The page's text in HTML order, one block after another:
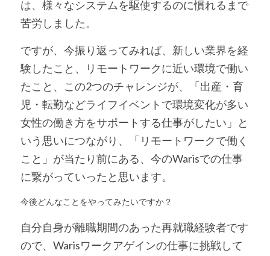
は、様々なシステムを駆使するのに慣れるまで
苦労しました。
ですが、今振り返ってみれば、新しい業界を経
験したこと、リモートワークに近い環境で働い
たこと、この2つのチャレンジが、「出産・育
児・転勤などライフイベントで環境変化が多い
女性の働き方をサポートする仕事がしたい」と
いう思いにつながり、「リモートワークで働く
こと」が当たり前にある、今のWarisでの仕事
に繋がっていったと思います。
今後どんなことをやってみたいですか？
自分自身が離職期間のあった再就職経験者です
ので、Warisワークアゲインの仕事に挑戦して